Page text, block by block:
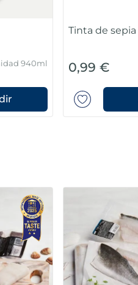
940ml
Tinta de sepia
0,99 €